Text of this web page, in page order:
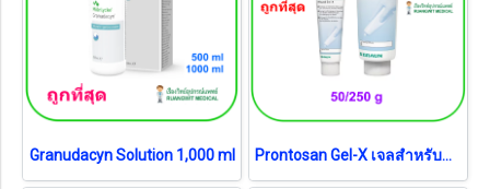
Granudacyn Solution 1,000 ml Prontosan Gel-X เจลสำหรับทำความสะอาด ให้ความชุ่มชื้น